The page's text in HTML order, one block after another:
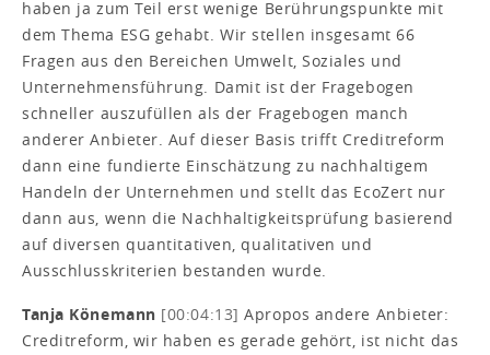
haben ja zum Teil erst wenige Berührungspunkte mit
dem Thema ESG gehabt. Wir stellen insgesamt 66
Fragen aus den Bereichen Umwelt, Soziales und
Unternehmensführung. Damit ist der Fragebogen
schneller auszufüllen als der Fragebogen manch
anderer Anbieter. Auf dieser Basis trifft Creditreform
dann eine fundierte Einschätzung zu nachhaltigem
Handeln der Unternehmen und stellt das EcoZert nur
dann aus, wenn die Nachhaltigkeitsprüfung basierend
auf diversen quantitativen, qualitativen und
Ausschlusskriterien bestanden wurde.
Tanja Könemann [00:04:13]Apropos andere Anbieter:
Creditreform, wir haben es gerade gehört, ist nicht das